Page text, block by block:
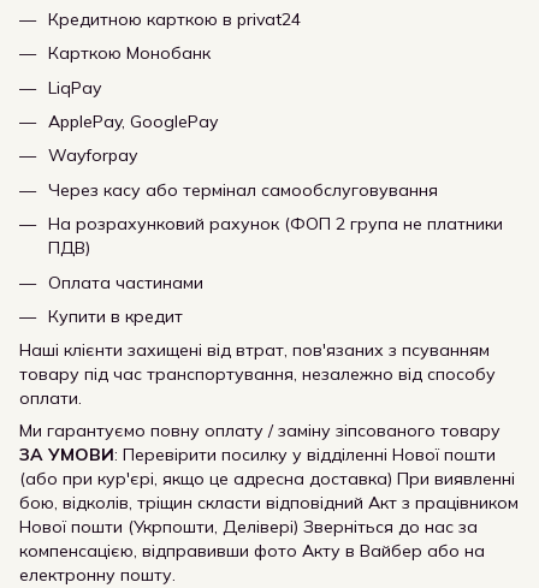
Кредитною карткою в privat24
Карткою Монобанк
LiqPay
ApplePay, GooglePay
Wayforpay
Через касу або термінал самообслуговування
На розрахунковий рахунок (ФОП 2 група не платники
ПДВ)
Оплата частинами
Купити в кредит
Наші клієнти захищені від втрат, пов'язаних з псуванням
товару під час транспортування, незалежно від способу
оплати.
Ми гарантуємо повну оплату / заміну зіпсованого товару
ЗА УМОВИ: Перевірити посилку у відділенні Нової пошти
(або при кур'єрі, якщо це адресна доставка) При виявленні
бою, відколів, тріщин скласти відповідний Акт з працівником
Нової пошти (Укрпошти, Делівері) Зверніться до нас за
компенсацією, відправивши фото Акту в Вайбер або на
електронну пошту.